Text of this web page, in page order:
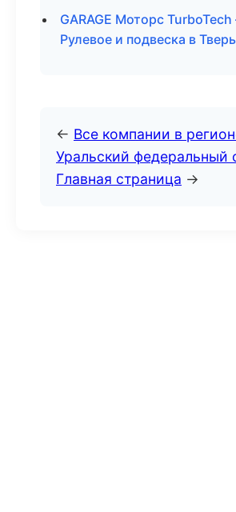
GARAGE Моторс
Рулевое и подвеска в Тверь
← Все компании в
Уральский федеральный
Главная страница →